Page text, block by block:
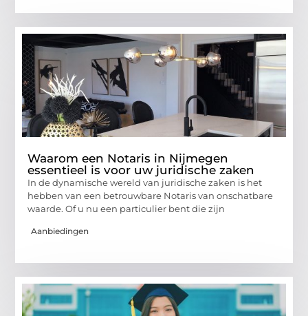
Waarom een Notaris in Nijmegen
essentieel is voor uw juridische zaken
In de dynamische wereld van juridische zaken is het
hebben van een betrouwbare Notaris van onschatbare
waarde. Of u nu een particulier bent die zijn
Aanbiedingen